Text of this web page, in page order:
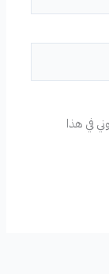
في هذا